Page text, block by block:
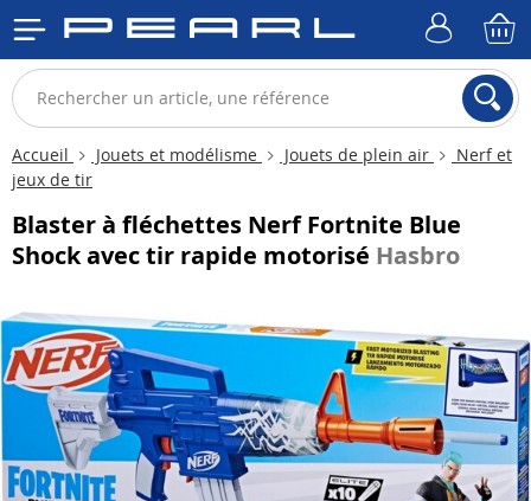
Accueil Jouets et modélisme Jouets de plein air
Nerf et
jeux de tir
Blaster à fléchettes Nerf Fortnite Blue
Shock avec tir rapide motorisé Hasbro